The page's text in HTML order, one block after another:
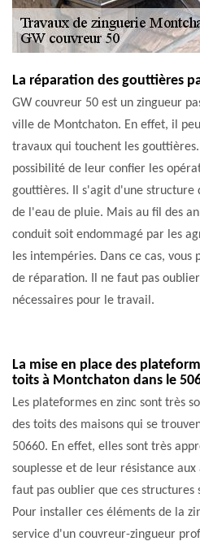
La réparation des gouttières
GW couvreur 50 est un zingueur
ville de Montchaton. En effet, il
travaux qui touchent les gouttières.
possibilité de leur confier les
gouttières. Il s'agit d'une structure
de l'eau de pluie. Mais au fil des
conduit soit endommagé par les
les intempéries. Dans ce cas,
de réparation. Il ne faut pas
nécessaires pour le travail.
La mise en place des
toits à Montchaton dans le
Les plateformes en zinc sont très
des toits des maisons qui se
50660. En effet, elles sont très
souplesse et de leur résistance
faut pas oublier que ces
Pour installer ces éléments de la
service d'un couvreur-zingueur